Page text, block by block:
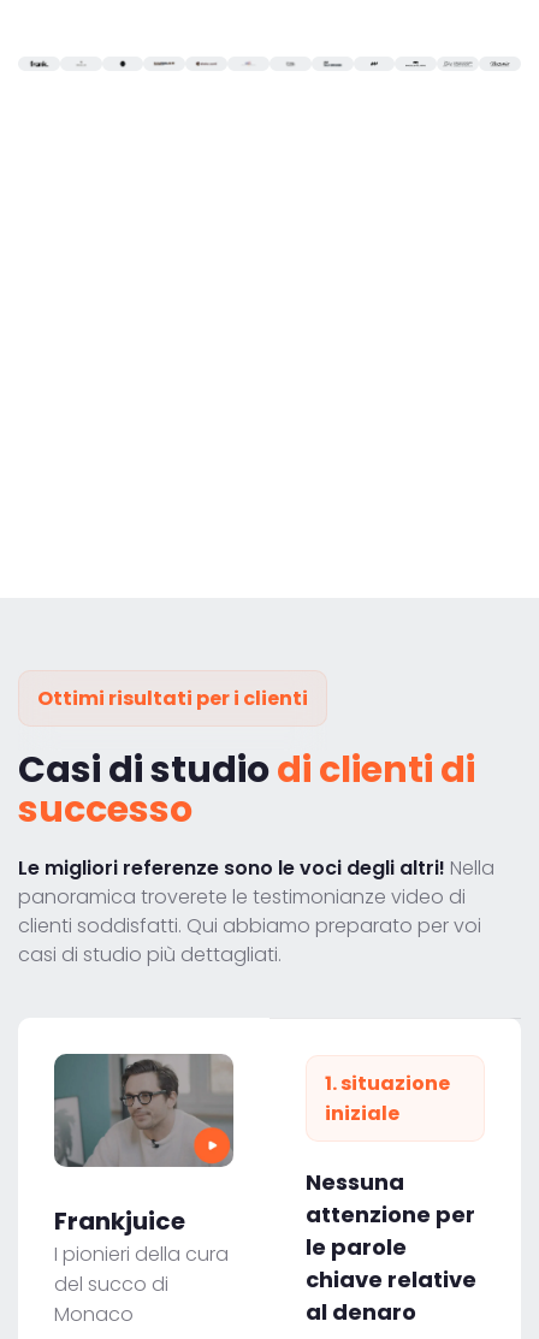
Ottimi risultati per i clienti
Casi di studiodi clienti di
successo
Le migliori referenze sono le voci degli altri! Nella
panoramica troverete le testimonianze video di
clienti soddisfatti. Qui abbiamo preparato per voi
casi di studio più dettagliati.
Frankjuice
I pionieri della cura
del succo di
Monaco
1. situazione
iniziale
Nessuna
attenzione per
le parole
chiave relative
al denaro